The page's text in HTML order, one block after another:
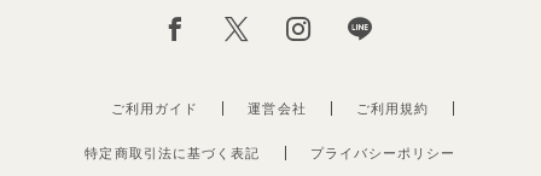
ご利用ガイド 運営会社
特定商取引法に基づく表記 プライバシーポリシー
ご利用規約